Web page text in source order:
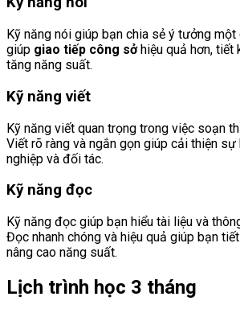
Kỹ năng nói giúp bạn chia sẻ ý tưởng một
giúp giao tiếp công sởhiệu quả hơn, tiết
tăng năng suất.
Kỹ năng viết
Kỹ năng viết quan trọng trong việc soạn
Viết rõ ràng và ngắn gọn giúp cải thiện
nghiệp và đối tác.
Kỹ năng đọc
Kỹ năng đọc giúp bạn hiểu tài liệu và
Đọc nhanh chóng và hiệu quả giúp bạn
nâng cao năng suất.
Lịch trình học 3 tháng